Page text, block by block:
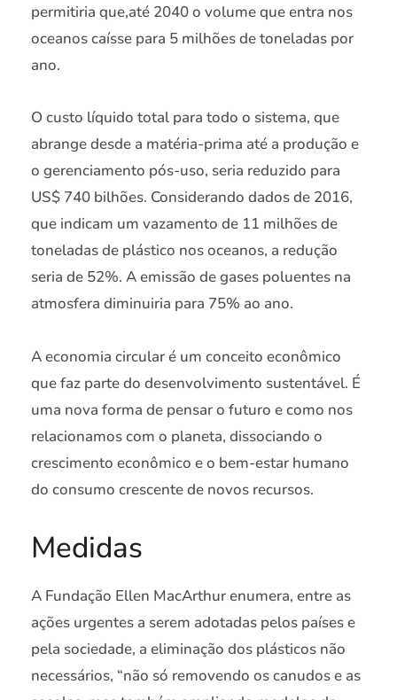
permitiria que,até 2040 o volume que entra nos
oceanos caísse para 5 milhões de toneladas por
ano.
O custo líquido total para todo o sistema, que
abrange desde a matéria-prima até a produção e
o gerenciamento pós-uso, seria reduzido para
US$ 740 bilhões. Considerando dados de 2016,
que indicam um vazamento de 11 milhões de
toneladas de plástico nos oceanos, a redução
seria de 52%. A emissão de gases poluentes na
atmosfera diminuiria para 75% ao ano.
A economia circular é um conceito econômico
que faz parte do desenvolvimento sustentável. É
uma nova forma de pensar o futuro e como nos
relacionamos com o planeta, dissociando o
crescimento econômico e o bem-estar humano
do consumo crescente de novos recursos.
Medidas
A Fundação Ellen MacArthur enumera, entre as
ações urgentes a serem adotadas pelos países e
pela sociedade, a eliminação dos plásticos não
necessários, “não só removendo os canudos e as